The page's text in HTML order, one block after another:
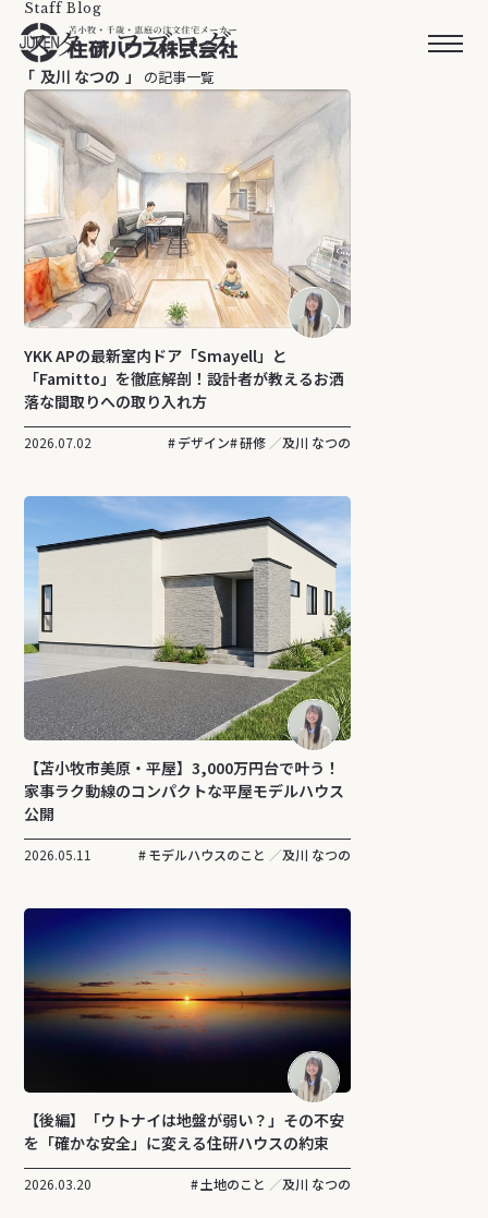
Staff Blog
スタッフブログ
及川 なつの の記事一覧
YKK APの最新室内ドア「Smayell」と
「Famitto」を徹底解剖！設計者が教えるお洒
落な間取りへの取り入れ方
2026.07.02 デザイン 研修 及川 なつの
【苫小牧市美原・平屋】3,000万円台で叶う！
家事ラク動線のコンパクトな平屋モデルハウス
公開
2026.05.11 モデルハウスのこと 及川 なつの
【後編】「ウトナイは地盤が弱い？」その不安
を「確かな安全」に変える住研ハウスの約束
2026.03.20 土地のこと 及川 なつの